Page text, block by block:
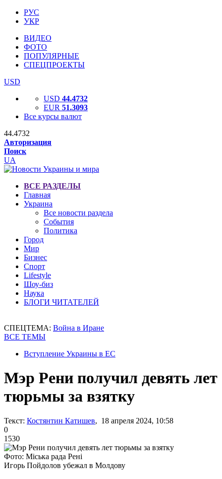
РУС
УКР
ВИДЕО
ФОТО
ПОПУЛЯРНЫЕ
СПЕЦПРОЕКТЫ
USD
USD 44.4732
EUR 51.3093
Все курсы валют
44.4732
Авторизация
Поиск
UA
ВСЕ РАЗДЕЛЫ
Главная
Украина
Все новости раздела
События
Политика
Город
Мир
Бизнес
Спорт
Lifestyle
Шоу-биз
Наука
БЛОГИ ЧИТАТЕЛЕЙ
СПЕЦТЕМА: Война в Иране
ВСЕ ТЕМЫ
Вступление Украины в ЕС
Мэр Рени получил девять лет
тюрьмы за взятку
Текст: Костянтин Катишев, 18 апреля 2024, 10:58
0
1530
Фото: Міська рада Рені
Игорь Пойдолов убежал в Молдову